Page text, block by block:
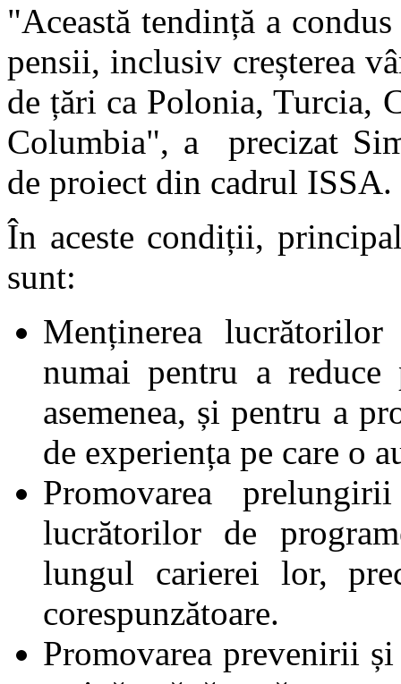
"Această tendință a
pensii, inclusiv creșterea
de țări ca Polonia, Turcia,
Columbia", a precizat
de proiect din cadrul ISSA.
În aceste condiții,
sunt:
Menținerea
numai pentru a reduce
asemenea, și pentru a
de experiența pe care o
Promovarea
lucrătorilor de
lungul carierei lor,
corespunzătoare.
Promovarea prevenirii